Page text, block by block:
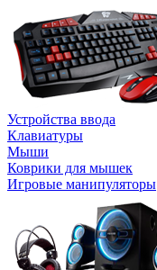
Устройства ввода
Клавиатуры
Мыши
Коврики для мышек
Игровые манипуляторы